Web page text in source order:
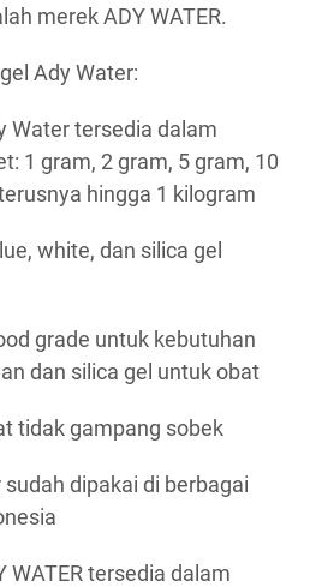
merek ADY WATER.
Ady Water:
Water tersedia dalam
1 gram, 2 gram, 5 gram, 10
hingga 1 kilogram
white, dan silica gel
grade untuk kebutuhan
dan silica gel untuk obat
tidak gampang sobek
dipakai di berbagai
WATER tersedia dalam